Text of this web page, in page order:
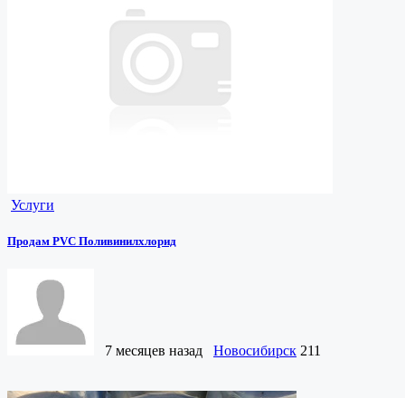
Услуги
Продам PVC Поливинилхлорид
7 месяцев назад Новосибирск 211